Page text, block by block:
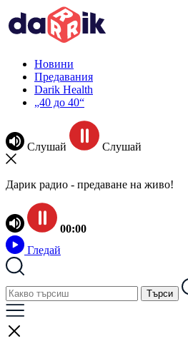
Новини
Предавания
Darik Health
„40 до 40“
Слушай Слушай
Дарик радио - предаване на живо!
00:00
Гледай